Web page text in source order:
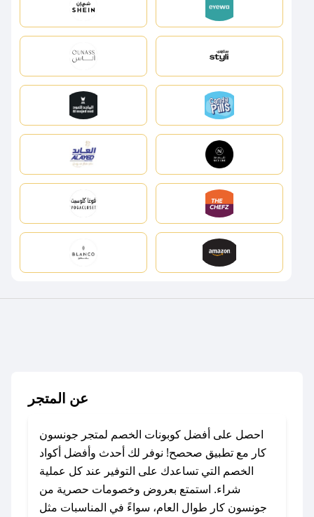
عن المتجر
احصل على أفضل كوبونات الخصم لمتجر جونسون
كار مع تطبيق صحصح! نوفر لك أحدث وأفضل أكواد
الخصم التي تساعدك على التوفير عند كل عملية
شراء. استمتع بعروض وخصومات حصرية من
جونسون كار طوال العام، سواءً في المناسبات مثل